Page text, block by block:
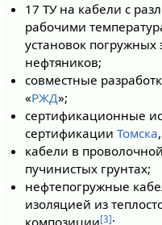
17 ТУ на кабели с
рабочими
установок погружных
нефтяников;
совместные
«РЖД»;
сертификационные
сертификацииТомска,
кабели в
пучинистых грунтах;
нефтепогружные
изоляцией из
[3]